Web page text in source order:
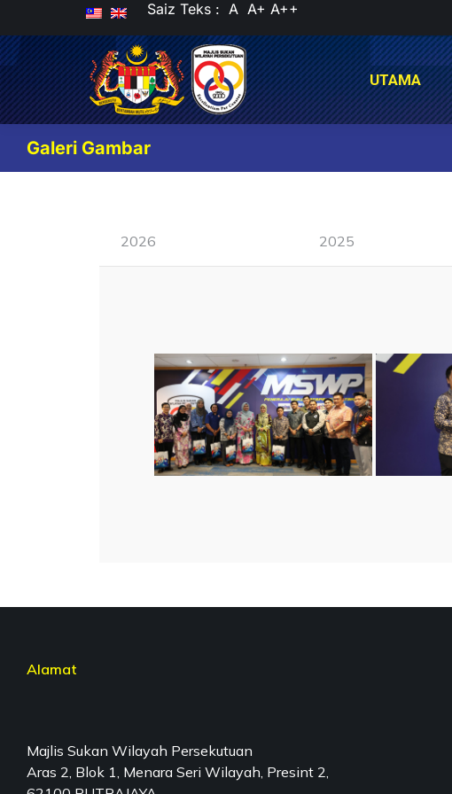
Saiz Teks : A A+ A++
UTAMA
Galeri Gambar
2026 2025
Alamat
Majlis Sukan Wilayah Persekutuan
Aras 2, Blok 1, Menara Seri Wilayah, Presint 2,
UTAMA